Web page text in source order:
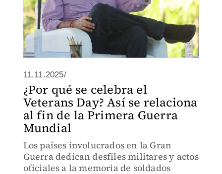
11.11.2025/
¿Por qué se celebra el
Veterans Day? Así se relaciona
al fin de la Primera Guerra
Mundial
Los países involucrados en la Gran
Guerra dedican desfiles militares y actos
oficiales a la memoria de soldados